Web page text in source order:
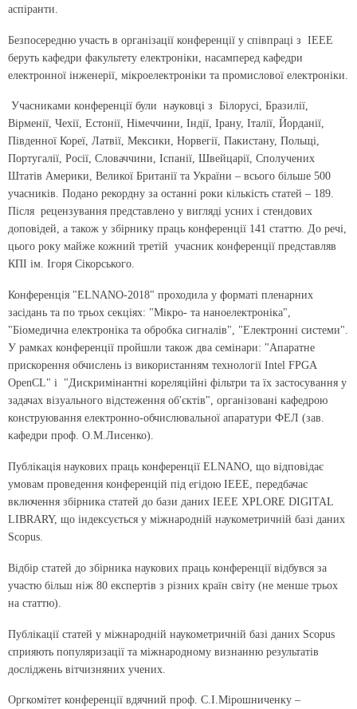
аспіранти.
Безпосередню участь в організації конференції у співпраці з IEEE
беруть кафедри факультету електроніки, насамперед кафедри
електронної інженерії, мікроелектроніки та промислової електроніки.
Учасниками конференції були науковці з Білорусі, Бразилії,
Вірменії, Чехії, Естонії, Німеччини, Індії, Ірану, Італії, Йорданії,
Південної Кореї, Латвії, Мексики, Норвегії, Пакистану, Польщі,
Португалії, Росії, Словаччини, Іспанії, Швейцарії, Сполучених
Штатів Америки, Великої Британії та України – всього більше 500
учасників. Подано рекордну за останні роки кількість статей – 189.
Після рецензування представлено у вигляді усних і стендових
доповідей, а також у збірнику праць конференції 141 статтю. До речі,
цього року майже кожний третій учасник конференції представляв
КПІ ім. Ігоря Сікорського.
Конференція "ELNANO-2018" проходила у форматі пленарних
засідань та по трьох секціях: "Мікро- та наноелектроніка",
"Біомедична електроніка та обробка сигналів", "Електронні системи".
У рамках конференції пройшли також два семінари: "Апаратне
прискорення обчислень із використанням технології Intel FPGA
OpenCL" і "Дискримінантні кореляційні фільтри та їх застосування у
задачах візуального відстеження об'єктів", організовані кафедрою
конструювання електронно-обчислювальної апаратури ФЕЛ (зав.
кафедри проф. О.М.Лисенко).
Публікація наукових праць конференції ELNANO, що відповідає
умовам проведення конференцій під егідою IEEE, передбачає
включення збірника статей до бази даних IEEE XPLORE DIGITAL
LIBRARY, що індексується у міжнародній наукометричній базі даних
Scopus.
Відбір статей до збірника наукових праць конференції відбувся за
участю більш ніж 80 експертів з різних країн світу (не менше трьох
на статтю).
Публікації статей у міжнародній наукометричній базі даних Scopus
сприяють популяризації та міжнародному визнанню результатів
досліджень вітчизняних учених.
Оргкомітет конференції вдячний проф. С.І.Мірошниченку –